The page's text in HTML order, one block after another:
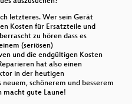
letzteres. Wer sein Gerät
Kosten für Ersatzteile und
zu hören dass es
(seriösen)
und die endgültigen Kosten
hat also einen
in der heutigen
schönerem und besserem
macht gute Laune!